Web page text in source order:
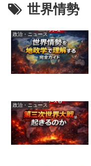
世界情勢
政治・ニュース
政治・ニュース